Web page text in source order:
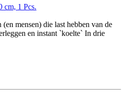
cm, 1 Pcs.
mensen) die last hebben van de
en instant `koelte` In drie